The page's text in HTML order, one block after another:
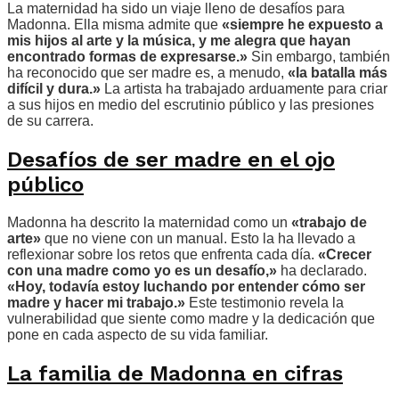
La maternidad ha sido un viaje lleno de desafíos para
Madonna. Ella misma admite que «siempre he expuesto a
mis hijos al arte y la música, y me alegra que hayan
encontrado formas de expresarse.» Sin embargo, también
ha reconocido que ser madre es, a menudo, «la batalla más
difícil y dura.» La artista ha trabajado arduamente para criar
a sus hijos en medio del escrutinio público y las presiones
de su carrera.
Desafíos de ser madre en el ojo
público
Madonna ha descrito la maternidad como un «trabajo de
arte» que no viene con un manual. Esto la ha llevado a
reflexionar sobre los retos que enfrenta cada día. «Crecer
con una madre como yo es un desafío,» ha declarado.
«Hoy, todavía estoy luchando por entender cómo ser
madre y hacer mi trabajo.» Este testimonio revela la
vulnerabilidad que siente como madre y la dedicación que
pone en cada aspecto de su vida familiar.
La familia de Madonna en cifras